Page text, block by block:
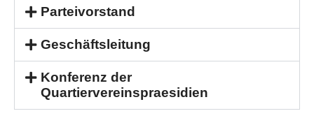
Parteivorstand
Geschäftsleitung
Konferenz der
Quartiervereinspraesidien